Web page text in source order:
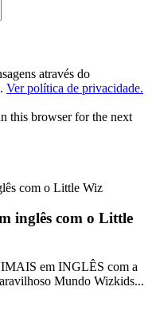
através do
Ver política de privacidade.
this browser for the next
inglês com o Little
em INGLÊS com a
Mundo Wizkids...